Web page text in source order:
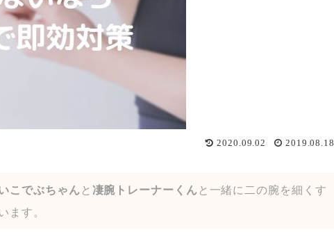
2020.09.02 2019.08.18
こでぶちゃん と 凄腕トレーナーくん と一緒に二の腕を細くす
ます。